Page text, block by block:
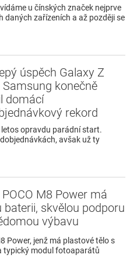
u čínských značek nejprve
zařízeních a až později se
úspěch Galaxy Z
Samsung konečně
domácí
rekord
opravdu parádní start.
avšak už ty
M8 Power má
baterii, skvělou podporu
výbavu
Power, jenž má plastové tělo s
typický modul fotoaparátů